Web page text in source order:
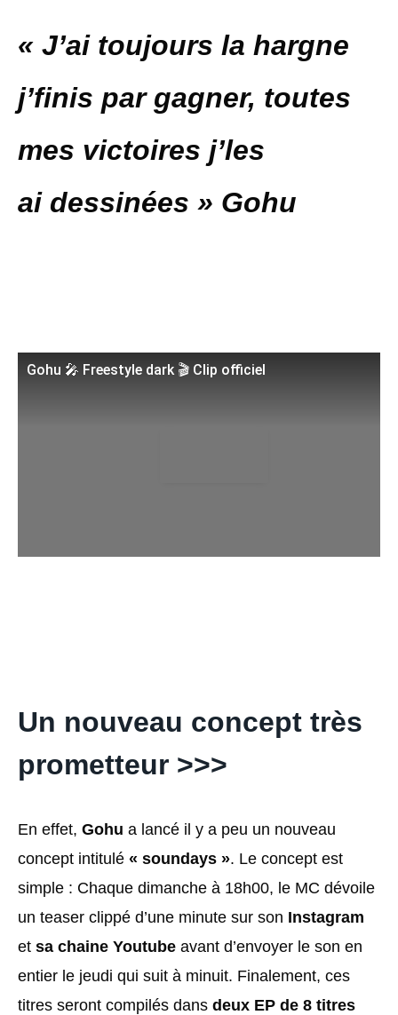
« J’ai toujours la hargne
j’finis par gagner, toutes
mes victoires j’les
ai dessinées » Gohu
Gohu 🎤 Freestyle dark 🎬 Clip officiel
Un nouveau concept très
prometteur >>>
En effet, Gohu a lancé il y a peu un nouveau
concept intitulé « soundays ». Le concept est
simple : Chaque dimanche à 18h00, le MC dévoile
un teaser clippé d’une minute sur son Instagram
et sa chaine Youtube avant d’envoyer le son en
entier le jeudi qui suit à minuit. Finalement, ces
titres seront compilés dans deux EP de 8 titres